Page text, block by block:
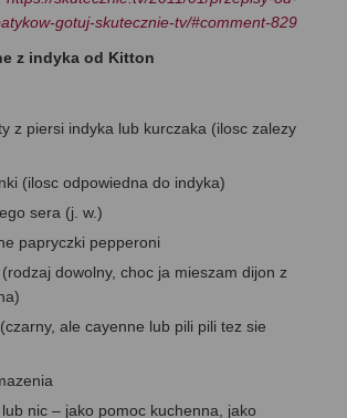
gotuj-skutecznie-tv/#comment-829
z indyka od Kitton
z piersi indyka lub kurczaka (ilosc zalezy
(ilosc odpowiedna do indyka)
sera (j. w.)
papryczki pepperoni
dowolny, choc ja mieszam dijon z
ale cayenne lub pili pili tez sie
nic – jako pomoc kuchenna, jako